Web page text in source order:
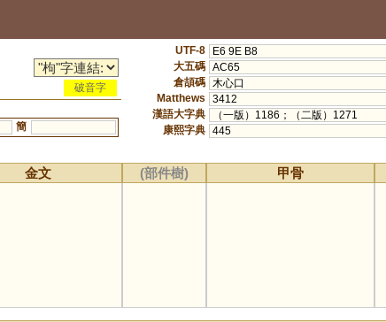
破音字
簡
UTF-8
E6 9E B8
大五碼 AC65
倉頡碼
木心口
Matthews
3412
漢語大字典
（一版）1186；（二版）1271
康熙字典 445
金文 (部件樹) 甲骨